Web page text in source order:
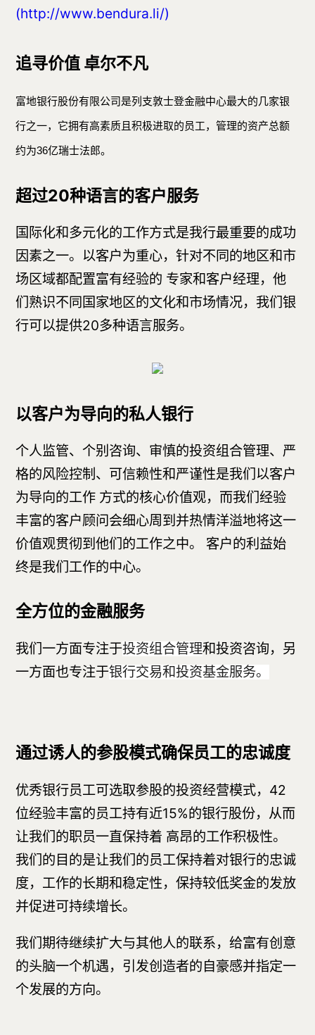
(http://www.bendura.li/)
追寻价值 卓尔不凡
富地银行股份有限公司是列支敦士登金融中心最大的几家银
行之一，它拥有高素质且积极进取的员工，管理的资产总额
约为36亿瑞士法郎。
超过20种语言的客户服务
国际化和多元化的工作方式是我行最重要的成功
因素之一。以客户为重心，针对不同的地区和市
场区域都配置富有经验的 专家和客户经理，他
们熟识不同国家地区的文化和市场情况，我们银
行可以提供20多种语言服务。
以客户为导向的私人银行
个人监管、个别咨询、审慎的投资组合管理、严
格的风险控制、可信赖性和严谨性是我们以客户
为导向的工作 方式的核心价值观，而我们经验
丰富的客户顾问会细心周到并热情洋溢地将这一
价值观贯彻到他们的工作之中。 客户的利益始
终是我们工作的中心。
全方位的金融服务
我们一方面专注于投资组合管理和投资咨询，另
一方面也专注于银行交易和投资基金服务。
通过诱人的参股模式确保员工的忠诚度
优秀银行员工可选取参股的投资经营模式，42
位经验丰富的员工持有近15%的银行股份，从而
让我们的职员一直保持着 高昂的工作积极性。
我们的目的是让我们的员工保持着对银行的忠诚
度，工作的长期和稳定性，保持较低奖金的发放
并促进可持续增长。
我们期待继续扩大与其他人的联系，给富有创意
的头脑一个机遇，引发创造者的自豪感并指定一
个发展的方向。